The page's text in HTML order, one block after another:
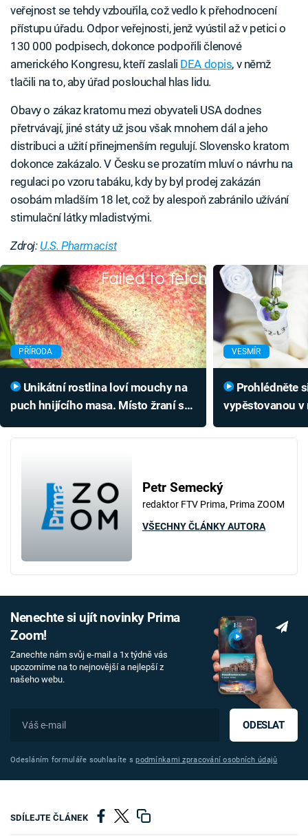
veřejnost se tehdy vzbouřila, což vedlo k přehodnocení
přístupu úřadu. Odpor veřejnosti, jenž vyústil až v petici o
130 000 podpisech, dokonce podpořili členové
amerického Kongresu, kteří zaslali DEA dopis, v němž
tlačili na to, aby úřad poslouchal hlas lidu.
Obavy o zákaz kratomu mezi obyvateli USA dodnes
přetrvávají, jiné státy už jsou však mnohem dál a jeho
distribuci a užití přinejmenším regulují. Slovensko kratom
dokonce zakázalo. V Česku se prozatím mluví o návrhu na
regulaci po vzoru tabáku, kdy by byl prodej zakázán
osobám mladším 18 let, což by alespoň zabránilo užívání
stimulační látky mladistvými.
Zdroj: U.S. Pharmacist
Failed to fetch
PŘÍRODA
puch hnijícího masa. Místo žraní s
VESMÍR
vypěstovanou v
Petr Semecký
redaktor FTV Prima, Prima ZOOM
VŠECHNY ČLÁNKY AUTORA
Nenechte si ujít novinky Prima
Zoom!
Zanechte nám svůj e-mail a 1x týdně vás
upozorníme na to nejnovější a nejlepší z
našeho webu.
ODESLAT
Odesláním formuláře souhlasíte spodmínkami zpracování osobních údajů
SDÍLEJTE ČLÁNEK